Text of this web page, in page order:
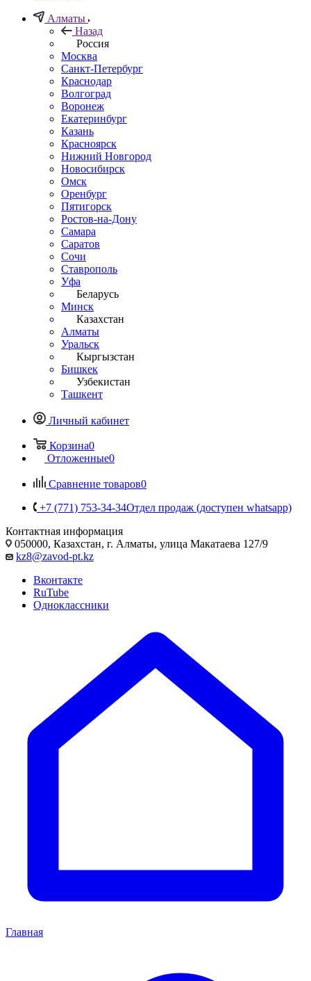
Алматы
Назад
Россия
Москва
Санкт-Петербург
Краснодар
Волгоград
Воронеж
Екатеринбург
Казань
Красноярск
Нижний Новгород
Новосибирск
Омск
Оренбург
Пятигорск
Ростов-на-Дону
Самара
Саратов
Сочи
Ставрополь
Уфа
Беларусь
Минск
Казахстан
Алматы
Уральск
Кыргызстан
Бишкек
Узбекистан
Ташкент
Личный кабинет
Корзина0
Отложенные0
Сравнение товаров0
+7 (771) 753-34-34Отдел продаж (доступен whatsapp)
Контактная информация
050000, Казахстан, г. Алматы, улица Макатаева 127/9
kz8@zavod-pt.kz
Вконтакте
RuTube
Одноклассники
Главная